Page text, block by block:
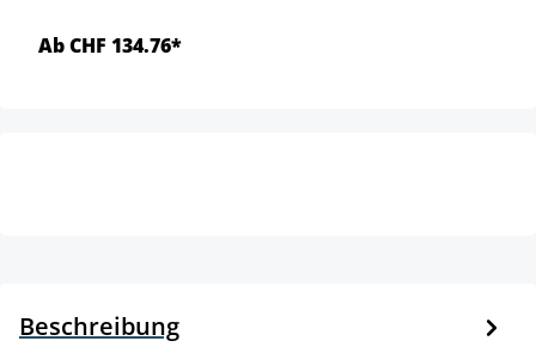
Ab CHF 134.76*
Beschreibung